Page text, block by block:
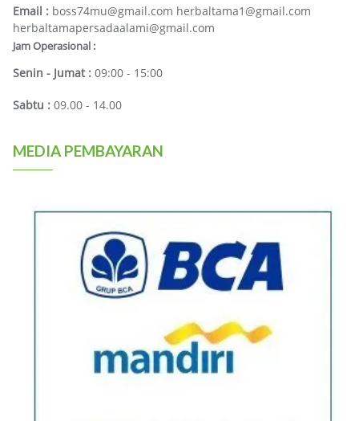
Email : boss74mu@gmail.com herbaltama1@gmail.com
herbaltamapersadaalami@gmail.com
Jam Operasional :
Senin - Jumat : 09:00 - 15:00
Sabtu : 09.00 - 14.00
MEDIA PEMBAYARAN